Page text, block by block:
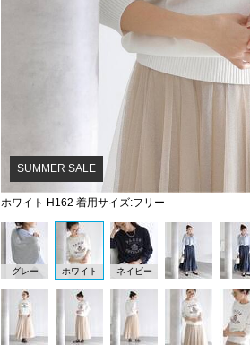
ホワイト H162 着用サイズ:フリー
SUMMER SALE
グレー ホワイト ネイビー